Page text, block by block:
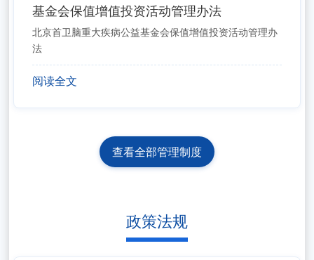
基金会保值增值投资活动管理办法
北京首卫脑重大疾病公益基金会保值增值投资活动管理办
法
阅读全文
查看全部管理制度
政策法规